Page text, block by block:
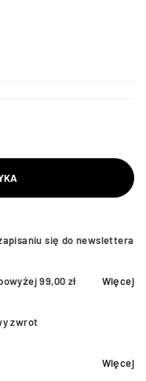
się do newslettera
99,00 zł Więcej
zwrot
Więcej